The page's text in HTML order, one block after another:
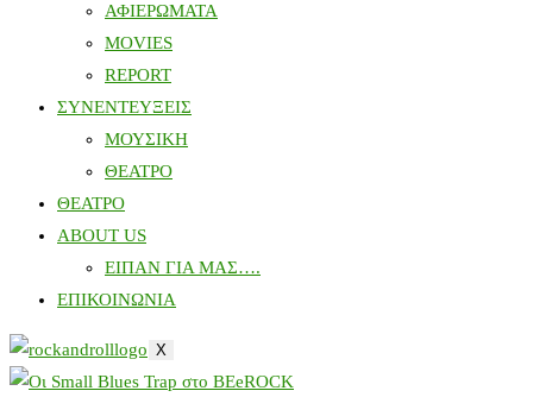
ΑΦΙΕΡΩΜΑΤΑ
MOVIES
REPORT
ΣΥΝΕΝΤΕΥΞΕΙΣ
ΜΟΥΣΙΚΗ
ΘΕΑΤΡΟ
ΘΕΑΤΡΟ
ABOUT US
ΕΙΠΑΝ ΓΙΑ ΜΑΣ….
ΕΠΙΚΟΙΝΩΝΙΑ
X